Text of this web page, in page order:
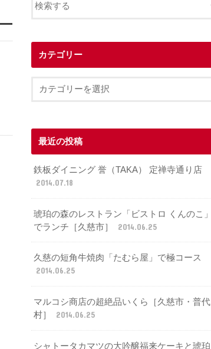
カテゴリー
最近の投稿
鉄板ダイニング 誉（TAKA） 定禅寺通り店
2014.07.18
琥珀の森のレストラン「ビストロ くんのこ」
でランチ［久慈市］
2014.06.25
久慈の短角牛焼肉「たむら屋」で極コース
2014.06.25
マルコシ商店の超絶品いくら［久慈市・普代
村］
2014.06.25
シャトータカマツの大吟醸福来ケーキと琥珀